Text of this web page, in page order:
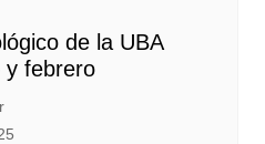
de la UBA
y febrero